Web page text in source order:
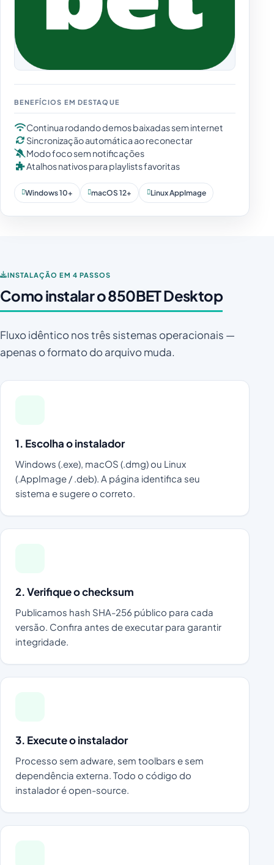
BENEFÍCIOS EM DESTAQUE
Continua rodando demos baixadas sem internet
Sincronização automática ao reconectar
Modo foco sem notificações
Atalhos nativos para playlists favoritas
Windows 10+ macOS 12+ Linux AppImage
INSTALAÇÃO EM 4 PASSOS
Como instalar o 850BET Desktop
Fluxo idêntico nos três sistemas operacionais —
apenas o formato do arquivo muda.
1. Escolha o instalador
Windows (.exe), macOS (.dmg) ou Linux
(.AppImage / .deb). A página identifica seu
sistema e sugere o correto.
2. Verifique o checksum
Publicamos hash SHA-256 público para cada
versão. Confira antes de executar para garantir
integridade.
3. Execute o instalador
Processo sem adware, sem toolbars e sem
dependência externa. Todo o código do
instalador é open-source.